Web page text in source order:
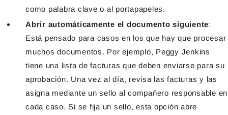
como palabra clave o al portapapeles.
Abrir automáticamente el documento siguiente:
Está pensado para casos en los que hay que procesar
muchos documentos. Por ejemplo, Peggy Jenkins
tiene una lista de facturas que deben enviarse para su
aprobación. Una vez al día, revisa las facturas y las
asigna mediante un sello al compañero responsable en
cada caso. Si se fija un sello, esta opción abre